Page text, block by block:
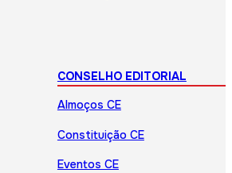
CONSELHO EDITORIAL
Almoços CE
Constituição CE
Eventos CE